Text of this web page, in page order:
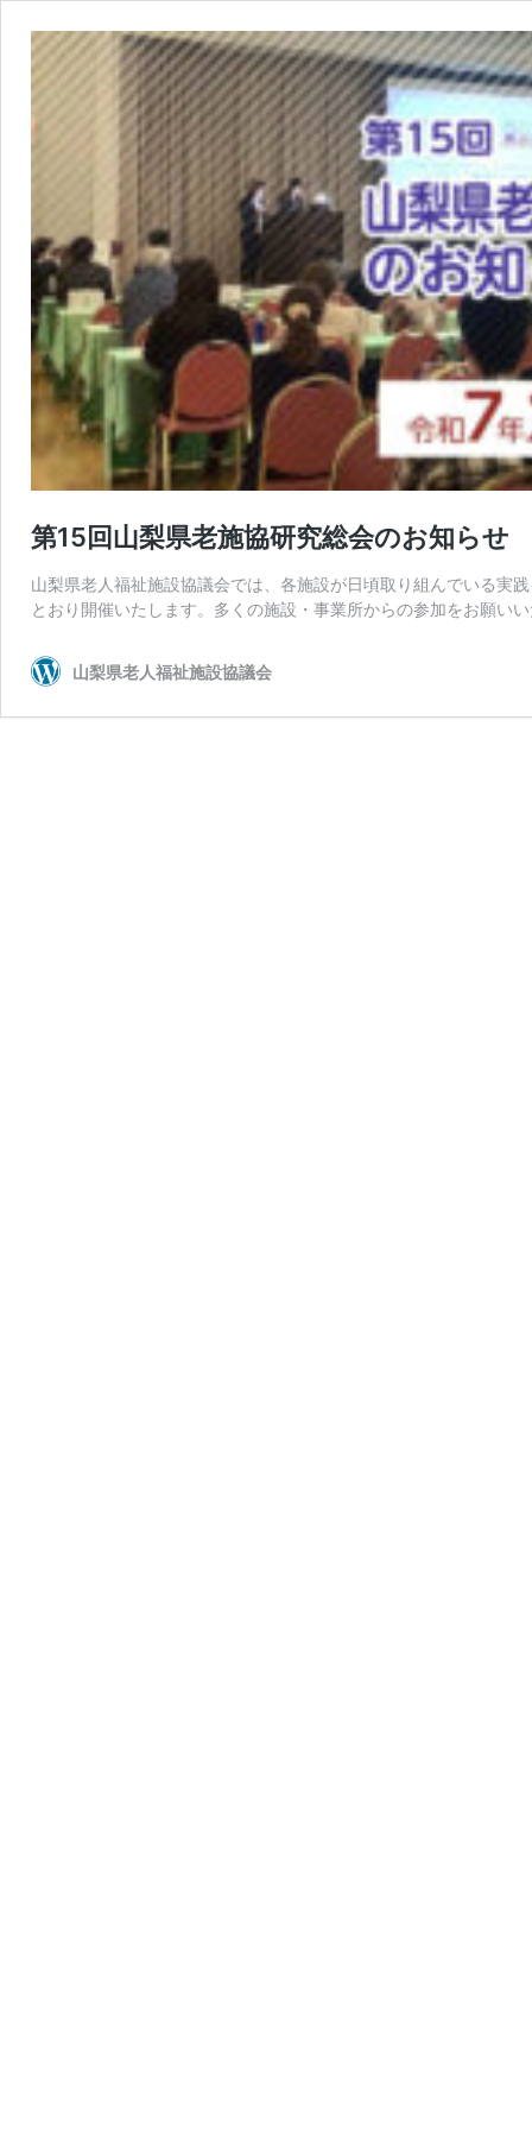
第15回山梨県老施協研究総会のお知らせ
山梨県老人福祉施設協議会では、各施設が日頃取り組んでいる実
とおり開催いたします。多くの施設・事業所からの参加をお願い
山梨県老人福祉施設協議会